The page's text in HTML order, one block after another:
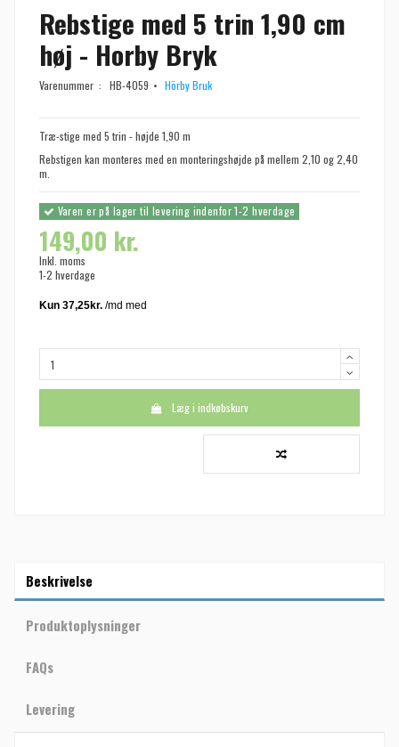
Rebstige med 5 trin 1,90 cm
høj - Horby Bryk
Varenummer : HB-4059 Hörby Bruk
Træ-stige med 5 trin - højde 1,90 m
Rebstigen kan monteres med en monteringshøjde på mellem 2,10 og 2,40
m.
Varen er på lager til levering indenfor 1-2 hverdage
149,00 kr.
Inkl. moms
1-2 hverdage
Læg i indkøbskurv
Beskrivelse
Produktoplysninger
FAQs
Levering